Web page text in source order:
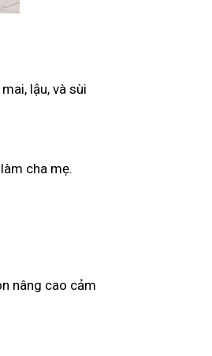
lậu, và sùi
cha mẹ.
nâng cao cảm